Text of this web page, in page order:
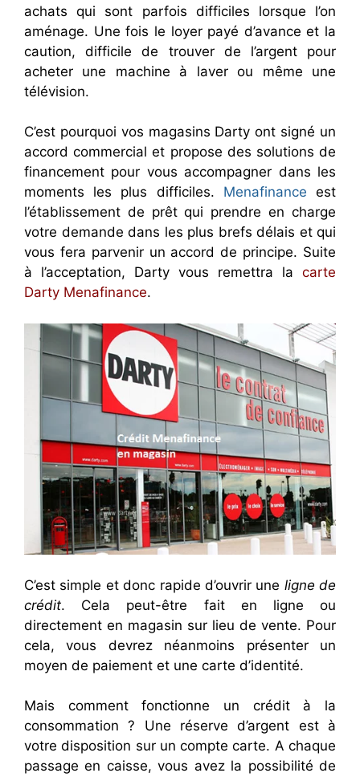
achats qui sont parfois difficiles lorsque l’on
aménage. Une fois le loyer payé d’avance et la
caution, difficile de trouver de l’argent pour
acheter une machine à laver ou même une
télévision.
C’est pourquoi vos magasins Darty ont signé un
accord commercial et propose des solutions de
financement pour vous accompagner dans les
moments les plus difficiles. Menafinance est
l’établissement de prêt qui prendre en charge
votre demande dans les plus brefs délais et qui
vous fera parvenir un accord de principe. Suite
à l’acceptation, Darty vous remettra la carte
Darty Menafinance.
C’est simple et donc rapide d’ouvrir une ligne de
crédit. Cela peut-être fait en ligne ou
directement en magasin sur lieu de vente. Pour
cela, vous devrez néanmoins présenter un
moyen de paiement et une carte d’identité.
Mais comment fonctionne un crédit à la
consommation ? Une réserve d’argent est à
votre disposition sur un compte carte. A chaque
passage en caisse, vous avez la possibilité de